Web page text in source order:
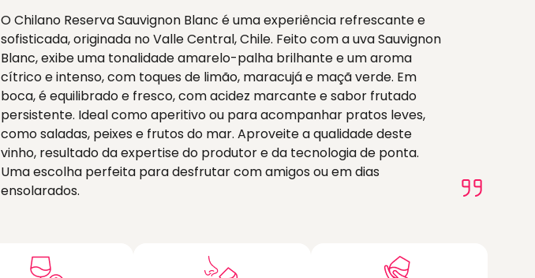
O Chilano Reserva Sauvignon Blanc é uma experiência refrescante e
sofisticada, originada no Valle Central, Chile. Feito com a uva Sauvignon
Blanc, exibe uma tonalidade amarelo-palha brilhante e um aroma
cítrico e intenso, com toques de limão, maracujá e maçã verde. Em
boca, é equilibrado e fresco, com acidez marcante e sabor frutado
persistente. Ideal como aperitivo ou para acompanhar pratos leves,
como saladas, peixes e frutos do mar. Aproveite a qualidade deste
vinho, resultado da expertise do produtor e da tecnologia de ponta.
Uma escolha perfeita para desfrutar com amigos ou em dias
ensolarados.